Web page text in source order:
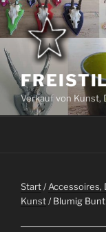
Zum
Inhalt
springen
Verkauf von Kunst,
Start/Accessoires,
Kunst/ Blumig